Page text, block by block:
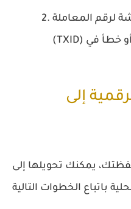
لرقم المعاملة
(TXID) والاحتفاظ به لتتبع أي تأخير أو خطأ في
إلى
يمكنك تحويلها إلى